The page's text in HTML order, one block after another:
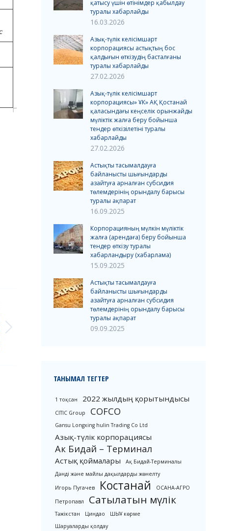
қатысу үшін өтінімдер қабылдау
туралы хабарлайды
16.03.2026
Азық-түлік келісімшарт
корпорациясы астықтың бос
қалдығын өткізудің басталғаны
туралы хабарлайды
27.02.2026
Азық-түлік келісімшарт
корпорациясы» ҰК» АҚ Қостанай
қаласындағы кеңселік орынжайды
мүліктік жалға беру бойынша
тендер өткізілетіні туралы
хабарлайды
27.02.2026
Астықты тасымалдауға
байланысты шығындарды
азайтуға арналған субсидия
төлемдерінің орындалу барысы
туралы ақпарат
16.09.2025
Корпорацияның мүлкін мүліктік
жалға (арендаға) беру бойынша
тендер өткізу туралы
хабарландыру (хабарлама)
15.09.2025
Астықты тасымалдауға
байланысты шығындарды
азайтуға арналған субсидия
төлемдерінің орындалу барысы
туралы ақпарат
09.09.2025
ТАНЫМАЛ ТЕГТЕР
1 тоқсан 2022 жылдың қорытындысы
CITIC Group COFCO
Gansu Longxing hulin Trading Co Ltd
Азық-түлік корпорациясы
Ак Бидай – Терминал
Астық қоймалары
Ақ Бидай-Терминалы
Дәнді және майлы дақылдарды жөнелту
Игорь Пугачев
Костанай
ОСАНА-АГРО
Петропавл
Сатылатын мүлік
Тәжікстан Циндао
ШЫҰ көрме
Шаруаларды қолдау